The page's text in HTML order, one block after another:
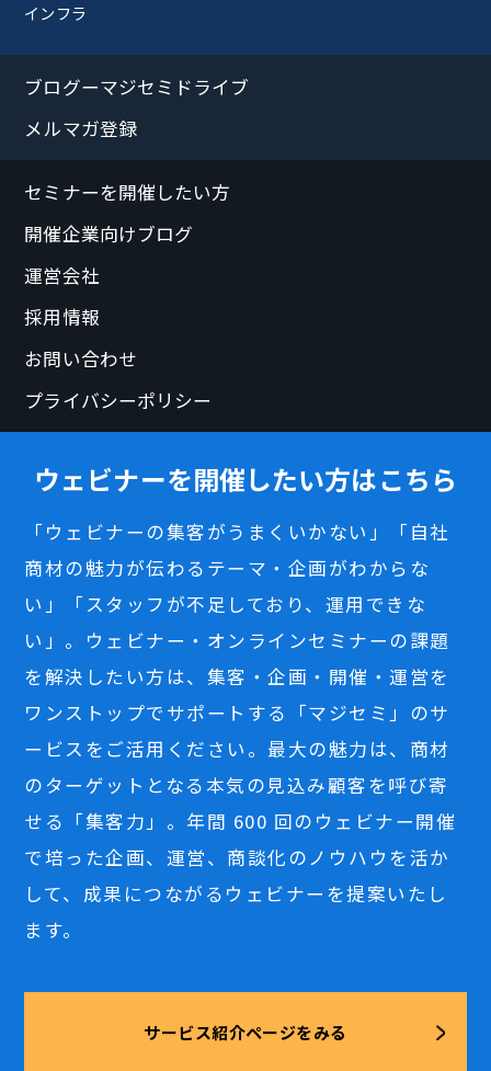
インフラ
ブログーマジセミドライブ
メルマガ登録
セミナーを開催したい方
開催企業向けブログ
運営会社
採用情報
お問い合わせ
プライバシーポリシー
ウェビナーを開催したい方はこちら
「ウェビナーの集客がうまくいかない」「自社
商材の魅力が伝わるテーマ・企画がわからな
い」「スタッフが不足しており、運用できな
い」。ウェビナー・オンラインセミナーの課題
を解決したい方は、集客・企画・開催・運営を
ワンストップでサポートする「マジセミ」のサ
ービスをご活用ください。最大の魅力は、商材
のターゲットとなる本気の見込み顧客を呼び寄
せる「集客力」。年間 600 回のウェビナー開催
で培った企画、運営、商談化のノウハウを活か
して、成果につながるウェビナーを提案いたし
ます。
サービス紹介ページをみる